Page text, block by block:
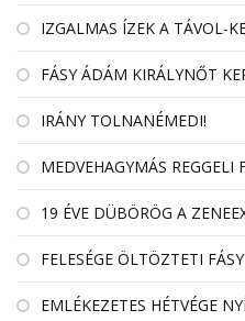
IZGALMAS ÍZEK A TÁVOL-
FÁSY ÁDÁM KIRÁLYNŐT
IRÁNY TOLNANÉMEDI!
MEDVEHAGYMÁS
19 ÉVE DÜBÖRÖG A
FELESÉGE ÖLTÖZTETI
EMLÉKEZETES HÉTVÉGE